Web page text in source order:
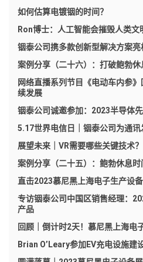
如何估算电镀铟的时间？
Ron博士：人工智能会摧毁人类文
铟泰公司携多款创新型解决方案亮
案例分享（二十六）：打破鲍勃
网络直播系列节目《电动车内参
续发展
铟泰公司诚邀参加：2023半导体
5.17世界电信日｜铟泰公司为通
展望未来｜VR需要哪些关键技术？
案例分享（二十五）：鲍勃休息时
直击2023慕尼黑上海电子生产设
专访铟泰公司中国区销售经理：
产品
回顾｜倒计时2天！慕尼黑上海电
Brian O’Leary参加EV充电设施建